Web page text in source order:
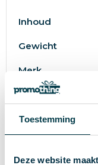
Toestemming
Deze website
Inhoud
Gewicht
Merk
Materiaal
EAN-code